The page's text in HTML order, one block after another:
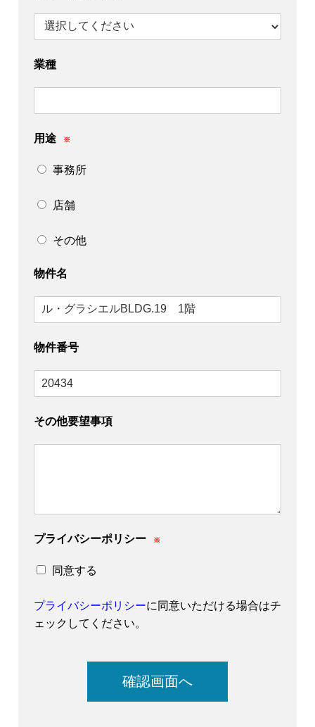
業種
用途 ※
事務所
店舗
その他
物件名
物件番号
その他要望事項
プライバシーポリシー ※
同意する
プライバシーポリシーに同意いただける場合はチ
ェックしてください。
確認画面へ